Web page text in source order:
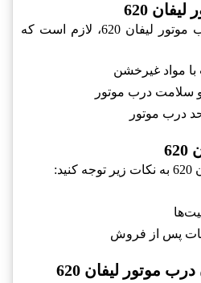
620
برای طول عمر بیشتر درب موتور لیفان 620، لازم است که
مواد غیرخشن
سلامت درب موتور
درب موتور
پس از فروش
موتور لیفان 620